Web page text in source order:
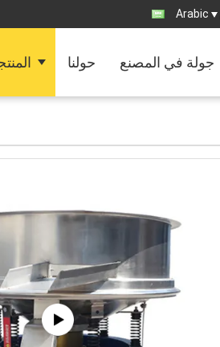
Arabic
حولنا جولة في المصنع